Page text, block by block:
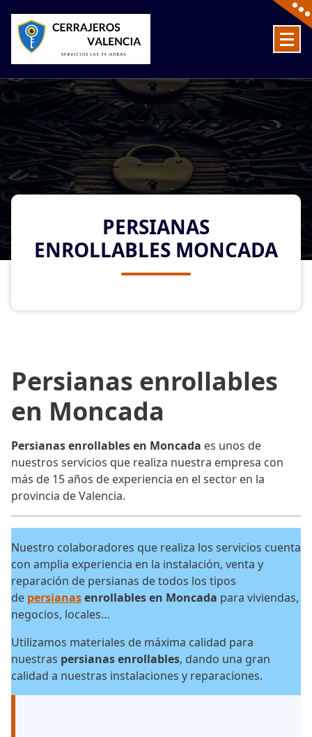
content
PERSIANAS
ENROLLABLES MONCADA
Persianas enrollables
en Moncada
Persianas enrollables en Moncada es unos de
nuestros servicios que realiza nuestra empresa con
más de 15 años de experiencia en el sector en la
provincia de Valencia.
Nuestro colaboradores que realiza los servicios cuenta
con amplia experiencia en la instalación, venta y
reparación de persianas de todos los tipos
de persianasenrollables en Moncada para viviendas,
negocios, locales…
Utilizamos materiales de máxima calidad para
nuestras persianas enrollables, dando una gran
calidad a nuestras instalaciones y reparaciones.